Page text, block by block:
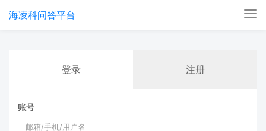
海凌科问答平台
登录 注册
账号